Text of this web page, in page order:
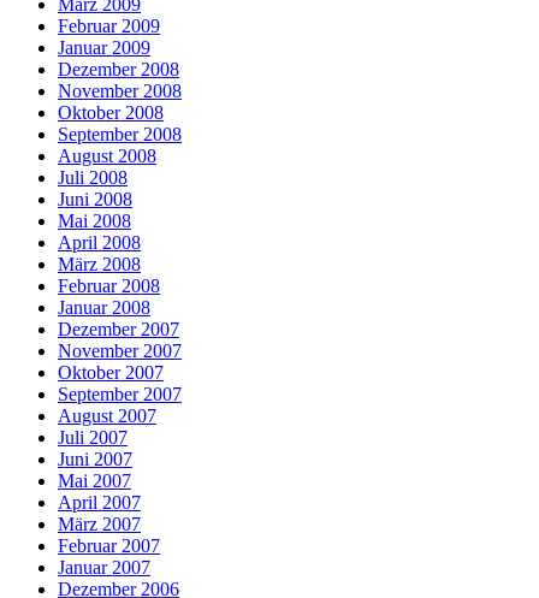
Februar 2009
Januar 2009
Dezember 2008
November 2008
Oktober 2008
September 2008
August 2008
Juli 2008
Juni 2008
Mai 2008
April 2008
März 2008
Februar 2008
Januar 2008
Dezember 2007
November 2007
Oktober 2007
September 2007
August 2007
Juli 2007
Juni 2007
Mai 2007
April 2007
März 2007
Februar 2007
Januar 2007
Dezember 2006